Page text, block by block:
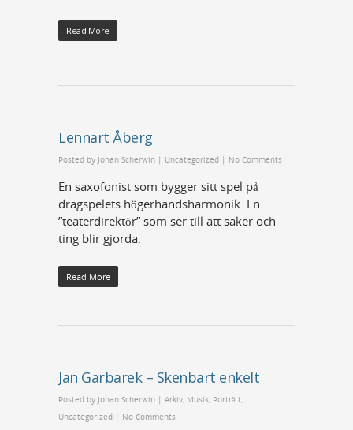
Read More
Lennart Åberg
Posted by Johan Scherwin | Uncategorized | No Comments
En saxofonist som bygger sitt spel på
dragspelets högerhandsharmonik. En
”teaterdirektör” som ser till att saker och
ting blir gjorda.
Read More
Jan Garbarek – Skenbart enkelt
Posted by Johan Scherwin | Arkiv Musik Porträtt
Uncategorized | No Comments